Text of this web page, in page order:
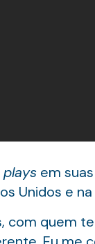
playsem suas
Unidos e na
com quem